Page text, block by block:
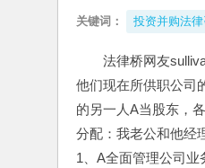
关键词： 投资并购法律
法律桥网友
他们现在所供职公司
的另一人A当股东，
分配：我老公和他经
1、A全面管理公司